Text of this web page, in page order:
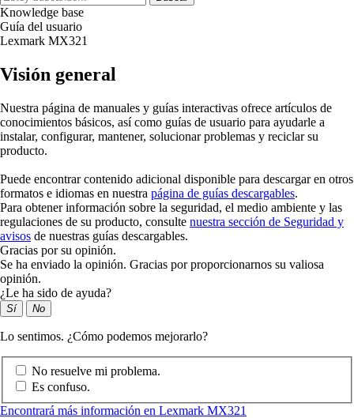
Knowledge base
Guía del usuario
Lexmark MX321
Visión general
Nuestra página de manuales y guías interactivas ofrece artículos de
conocimientos básicos, así como guías de usuario para ayudarle a
instalar, configurar, mantener, solucionar problemas y reciclar su
producto.
Puede encontrar contenido adicional disponible para descargar en otros
formatos e idiomas en nuestra página de guías descargables.
Para obtener información sobre la seguridad, el medio ambiente y las
regulaciones de su producto, consulte nuestra sección de Seguridad y
avisos de nuestras guías descargables.
Gracias por su opinión.
Se ha enviado la opinión. Gracias por proporcionarnos su valiosa
opinión.
¿Le ha sido de ayuda?
Sí No
Lo sentimos. ¿Cómo podemos mejorarlo?
No resuelve mi problema.
Es confuso.
Encontrará más información en Lexmark MX321